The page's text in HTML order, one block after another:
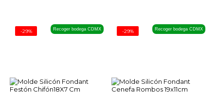
Recoger bodega CDMX
-29% Recoger bodega CDMX
-29%